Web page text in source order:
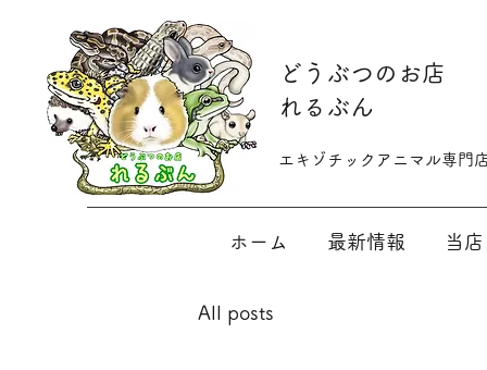
​どうぶつのお店
れるぶん
エキゾチックアニマル専門
ホーム 最新情報 当
All posts